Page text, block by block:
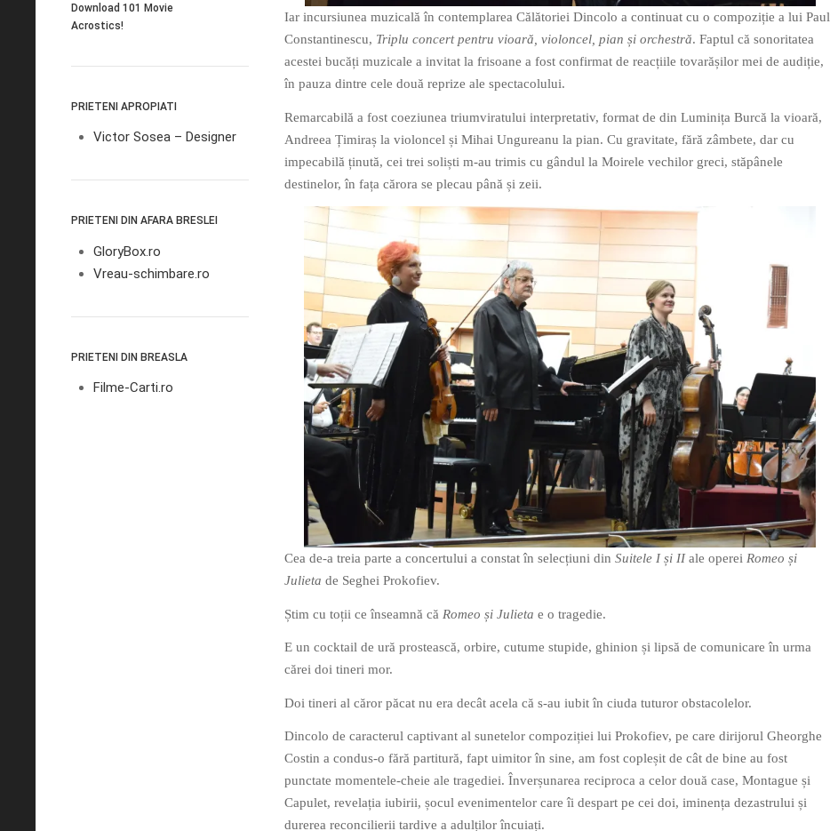
Download 101 Movie
Acrostics!
PRIETENI APROPIATI
Victor Sosea – Designer
PRIETENI DIN AFARA BRESLEI
GloryBox.ro
Vreau-schimbare.ro
PRIETENI DIN BREASLA
Filme-Carti.ro
Iar incursiunea muzicală în contemplarea Călătoriei Dincolo a continuat cu o compoziție a lui Paul
Constantinescu, Triplu concert pentru vioară, violoncel, pian și orchestră. Faptul că sonoritatea
acestei bucăți muzicale a invitat la frisoane a fost confirmat de reacțiile tovarășilor mei de audiție,
în pauza dintre cele două reprize ale spectacolului.
Remarcabilă a fost coeziunea triumviratului interpretativ, format de din Luminița Burcă la vioară,
Andreea Țimiraș la violoncel și Mihai Ungureanu la pian. Cu gravitate, fără zâmbete, dar cu
impecabilă ținută, cei trei soliști m-au trimis cu gândul la Moirele vechilor greci, stăpânele
destinelor, în fața cărora se plecau până și zeii.
Cea de-a treia parte a concertului a constat în selecțiuni din Suitele I și IIale operei Romeo și
Julieta de Seghei Prokofiev.
Știm cu toții ce înseamnă că Romeo și Julieta e o tragedie.
E un cocktail de ură prostească, orbire, cutume stupide, ghinion și lipsă de comunicare în urma
cărei doi tineri mor.
Doi tineri al căror păcat nu era decât acela că s-au iubit în ciuda tuturor obstacolelor.
Dincolo de caracterul captivant al sunetelor compoziției lui Prokofiev, pe care dirijorul Gheorghe
Costin a condus-o fără partitură, fapt uimitor în sine, am fost copleșit de cât de bine au fost
punctate momentele-cheie ale tragediei. Înverșunarea reciproca a celor două case, Montague și
Capulet, revelația iubirii, șocul evenimentelor care îi despart pe cei doi, iminența dezastrului și
durerea reconcilierii tardive a adulților încuiați.